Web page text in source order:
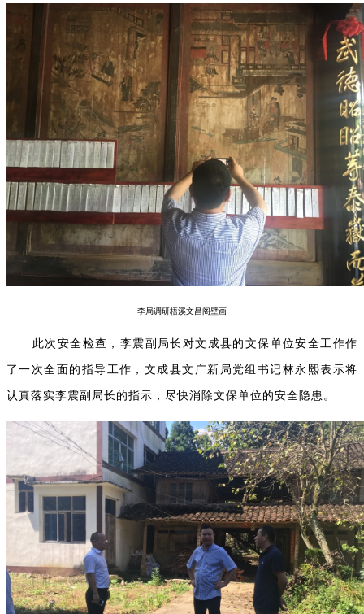
李局调研梧溪文昌阁壁画
此次安全检查，李震副局长对文成县的文保单位安全工作作
了一次全面的指导工作，文成县文广新局党组书记林永熙表示将
认真落实李震副局长的指示，尽快消除文保单位的安全隐患。